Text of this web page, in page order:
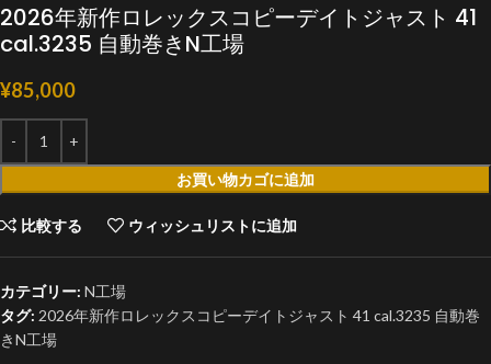
2026年新作ロレックスコピーデイトジャスト 41
cal.3235 自動巻きN工場
¥85,000
お買い物カゴに追加
比較する ウィッシュリストに追加
カテゴリー: N工場
タグ: 2026年新作ロレックスコピーデイトジャスト 41 cal.3235 自動巻
きN工場